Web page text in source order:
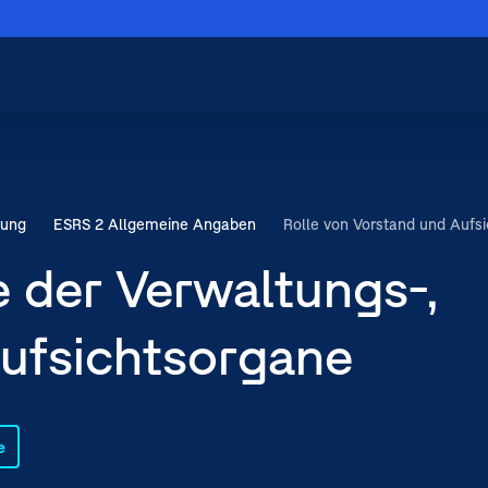
befassen
ESRS 2 Allgemeine Angaben Rolle von Vorstand und
der Verwaltungs-,